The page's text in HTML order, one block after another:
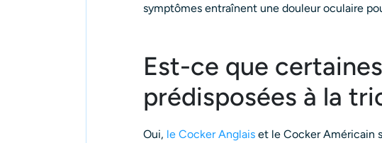
symptômes entraînent une douleur oculaire
Est-ce que
prédisposées à la
Oui, le Cocker Anglais et le Cocker Américain